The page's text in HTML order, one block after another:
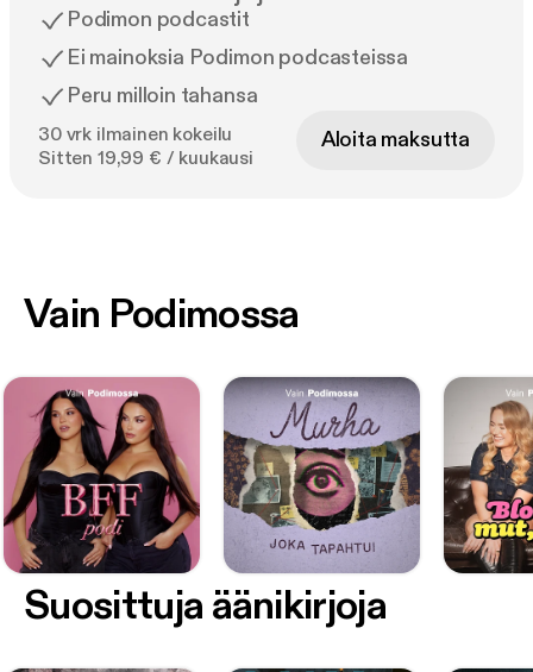
Podimon podcastit
Ei mainoksia Podimon podcasteissa
Peru milloin tahansa
30 vrk ilmainen kokeilu
Sitten 19,99 € / kuukausi
Aloita maksutta
Vain Podimossa
Suosittuja äänikirjoja